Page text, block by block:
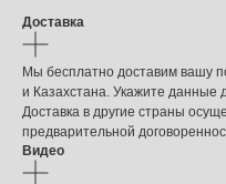
Доставка
Мы бесплатно доставим вашу
и Казахстана. Укажите данные
Доставка в другие страны
предварительной
Видео